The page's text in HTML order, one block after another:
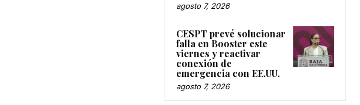
agosto 7, 2026
CESPT prevé solucionar
falla en Booster este
viernes y reactivar
conexión de
emergencia con EE.UU.
agosto 7, 2026